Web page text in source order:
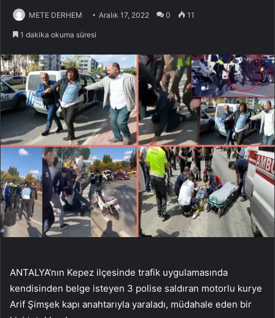
METE DERHEM Aralık 17, 2022 0 11
1 dakika okuma süresi
ANTALYA’nın Kepez ilçesinde trafik uygulamasında
kendisinden belge isteyen 3 polise saldıran motorlu kurye
Arif Şimşek kapı anahtarıyla yaraladı, müdahale eden bir